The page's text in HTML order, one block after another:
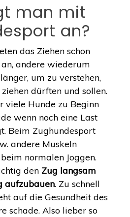
man mit
an?
das Ziehen schon
andere wiederum
um zu verstehen,
dürften und sollen.
viele Hunde zu Beginn
wenn noch eine Last
Beim Zughundesport
andere Muskeln
normalen Joggen.
den Zug langsam
aufzubauen. Zu schnell
auf die Gesundheit des
schade. Also lieber so